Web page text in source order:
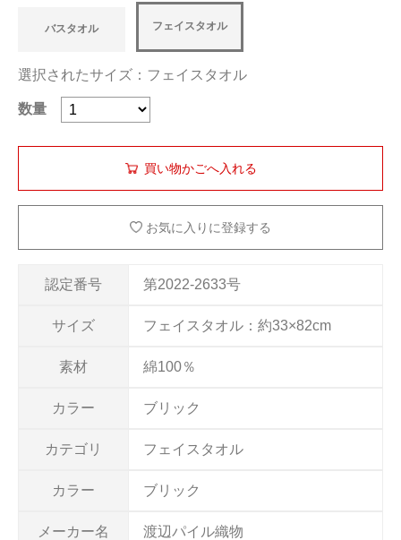
認定番号 第2022-2633号
サイズ フェイスタオル：約33×82cm
素材 綿100％
カラー ブリック
カテゴリ フェイスタオル
カラー ブリック
メーカー名 渡辺パイル織物
バスタオル フェイスタオル
選択されたサイズ：フェイスタオル
数量
お気に入りに登録する